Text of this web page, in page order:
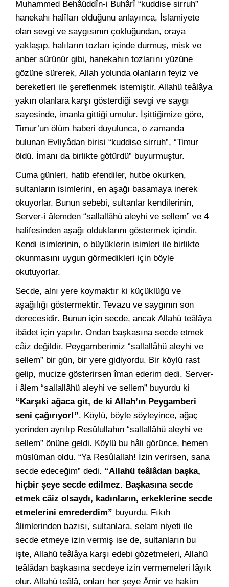
Muhammed Behâüddîn-i Buhârî “kuddise sirruh”
hanekahı halîları olduğunu anlayınca, İslamiyete
olan sevgi ve saygısının çokluğundan, oraya
yaklaşıp, halıların tozları içinde durmuş, misk ve
anber sürünür gibi, hanekahın tozlarını yüzüne
gözüne sürerek, Allah yolunda olanların feyiz ve
bereketleri ile şereflenmek istemiştir. Allahü teâlâya
yakın olanlara karşı gösterdiği sevgi ve saygı
sayesinde, imanla gittiği umulur. İşittiğimize göre,
Timur’un ölüm haberi duyulunca, o zamanda
bulunan Evliyâdan birisi “kuddise sirruh”, “Timur
öldü. İmanı da birlikte götürdü” buyurmuştur.
Cuma günleri, hatib efendiler, hutbe okurken,
sultanların isimlerini, en aşağı basamaya inerek
okuyorlar. Bunun sebebi, sultanlar kendilerinin,
Server-i âlemden “sallallâhü aleyhi ve sellem” ve 4
halifesinden aşağı olduklarını göstermek içindir.
Kendi isimlerinin, o büyüklerin isimleri ile birlikte
okunmasını uygun görmedikleri için böyle
okutuyorlar.
Secde, alnı yere koymaktır ki küçüklüğü ve
aşağılığı göstermektir. Tevazu ve saygının son
derecesidir. Bunun için secde, ancak Allahü teâlâya
ibâdet için yapılır. Ondan başkasına secde etmek
câiz değildir. Peygamberimiz “sallallâhü aleyhi ve
sellem” bir gün, bir yere gidiyordu. Bir köylü rast
gelip, mucize gösterirsen îman ederim dedi. Server-
i âlem “sallallâhü aleyhi ve sellem” buyurdu ki
“Karşıki ağaca git, de ki Allah’ın Peygamberi
seni çağırıyor!”. Köylü, böyle söyleyince, ağaç
yerinden ayrılıp Resûlullahın “sallallâhü aleyhi ve
sellem” önüne geldi. Köylü bu hâli görünce, hemen
müslüman oldu. “Ya Resûlallah! İzin verirsen, sana
secde edeceğim” dedi. “Allahü teâlâdan başka,
hiçbir şeye secde edilmez. Başkasına secde
etmek câiz olsaydı, kadınların, erkeklerine secde
etmelerini emrederdim” buyurdu. Fıkıh
âlimlerinden bazısı, sultanlara, selam niyeti ile
secde etmeye izin vermiş ise de, sultanların bu
işte, Allahü teâlâya karşı edebi gözetmeleri, Allahü
teâlâdan başkasına secdeye izin vermemeleri lâyık
olur. Allahü teâlâ, onları her şeye Âmir ve hakim